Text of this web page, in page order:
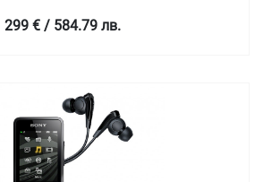
299 € / 584.79 лв.